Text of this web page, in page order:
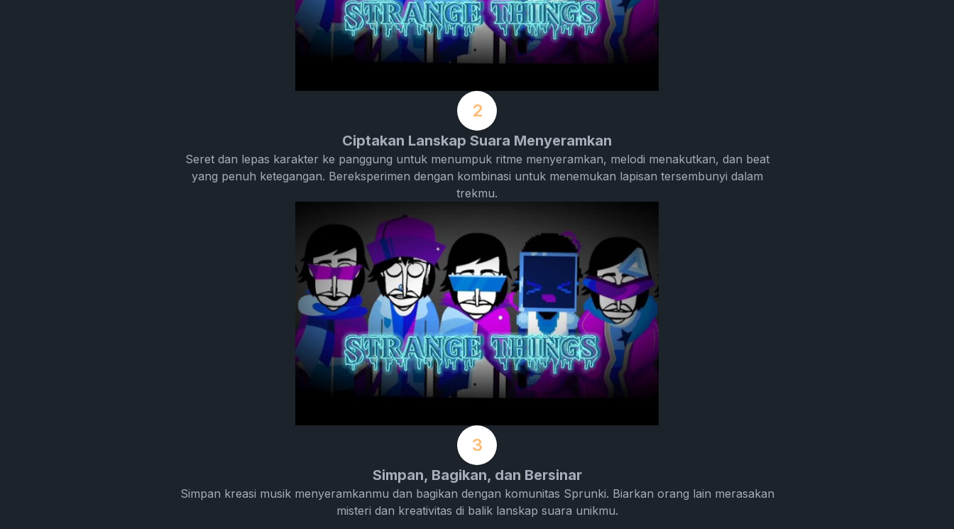
2
Ciptakan Lanskap Suara Menyeramkan
Seret dan lepas karakter ke panggung untuk menumpuk ritme menyeramkan, melodi menakutkan, dan beat
yang penuh ketegangan. Bereksperimen dengan kombinasi untuk menemukan lapisan tersembunyi dalam
trekmu.
3
Simpan, Bagikan, dan Bersinar
Simpan kreasi musik menyeramkanmu dan bagikan dengan komunitas Sprunki. Biarkan orang lain merasakan
misteri dan kreativitas di balik lanskap suara unikmu.